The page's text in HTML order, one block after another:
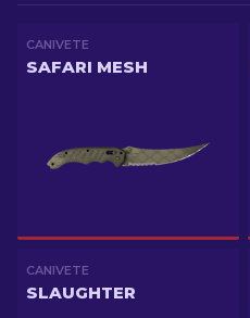
CANIVETE
SAFARI MESH
CANIVETE
SLAUGHTER